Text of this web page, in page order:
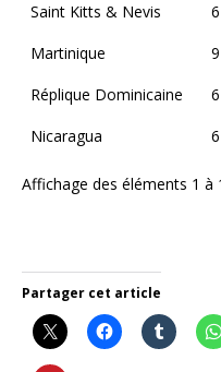
Saint Kitts & Nevis
6
Martinique
9
Réplique Dominicaine
6
Nicaragua
6
Affichage des éléments 1 à
Partager cet article